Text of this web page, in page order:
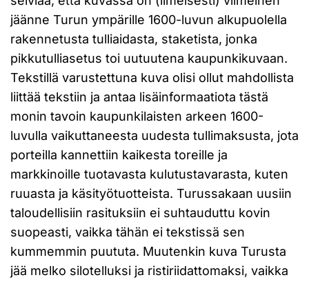
jäänne Turun ympärille 1600-luvun alkupuolella
rakennetusta tulliaidasta, staketista, jonka
pikkutulliasetus toi uutuutena kaupunkikuvaan.
Tekstillä varustettuna kuva olisi ollut mahdollista
liittää tekstiin ja antaa lisäinformaatiota tästä
monin tavoin kaupunkilaisten arkeen 1600-
luvulla vaikuttaneesta uudesta tullimaksusta, jota
porteilla kannettiin kaikesta toreille ja
markkinoille tuotavasta kulutustavarasta, kuten
ruuasta ja käsityötuotteista. Turussakaan uusiin
taloudellisiin rasituksiin ei suhtauduttu kovin
suopeasti, vaikka tähän ei tekstissä sen
kummemmin puututa. Muutenkin kuva Turusta
jää melko silotelluksi ja ristiriidattomaksi, vaikka